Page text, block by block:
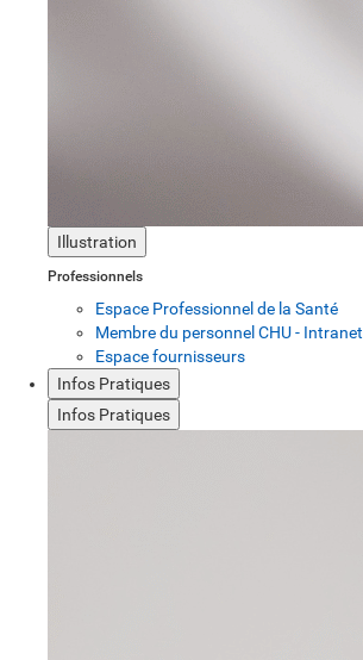
Illustration
Professionnels
Espace Professionnel de la Santé
Membre du personnel CHU - Intranet
Espace fournisseurs
Infos Pratiques
Infos Pratiques